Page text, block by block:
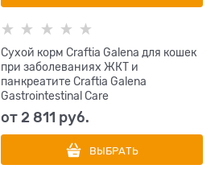
Сухой корм Craftia Galena для кошек
при заболеваниях ЖКТ и
панкреатите Craftia Galena
Gastrointestinal Сare
от2 811 руб.
ВЫБРАТЬ